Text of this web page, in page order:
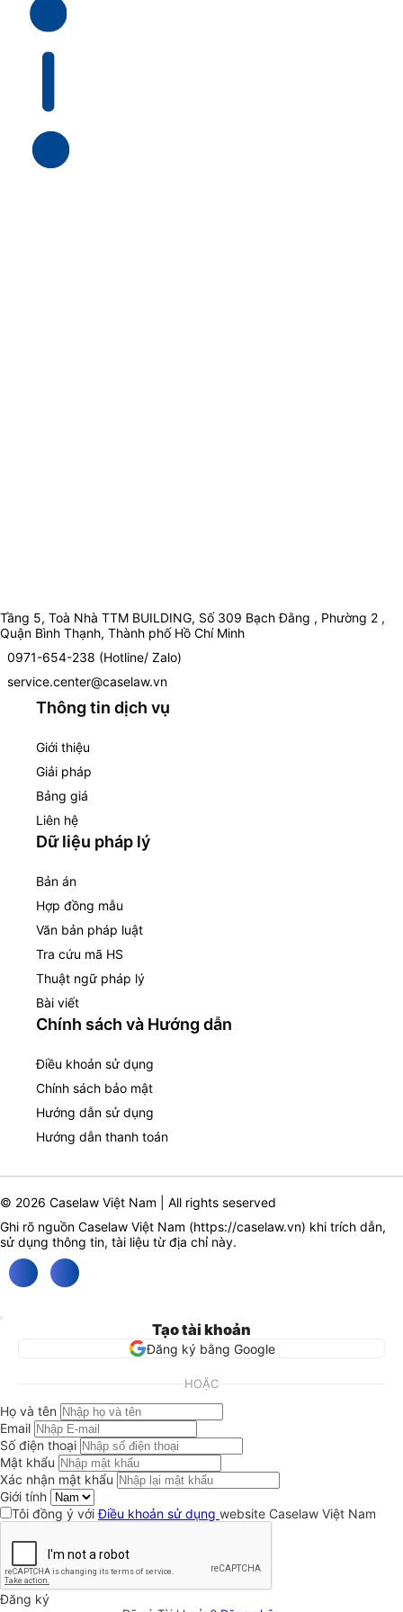
Tầng 5, Toà Nhà TTM BUILDING, Số 309 Bạch Đằng , Phường 2 ,
Quận Bình Thạnh, Thành phố Hồ Chí Minh
0971-654-238 (Hotline/ Zalo)
service.center@caselaw.vn
Thông tin dịch vụ
Giới thiệu
Giải pháp
Bảng giá
Liên hệ
Dữ liệu pháp lý
Bản án
Hợp đồng mẫu
Văn bản pháp luật
Tra cứu mã HS
Thuật ngữ pháp lý
Bài viết
Chính sách và Hướng dẫn
Điều khoản sử dụng
Chính sách bảo mật
Hướng dẫn sử dụng
Hướng dẫn thanh toán
© 2026 Caselaw Việt Nam | All rights seserved
Ghi rõ nguồn Caselaw Việt Nam (https://caselaw.vn) khi trích dẫn,
sử dụng thông tin, tài liệu từ địa chỉ này.
Tạo tài khoản
Đăng ký bằng Google
HOẶC
Họ và tên
Email
Số điện thoại
Mật khẩu
Xác nhận mật khẩu
Giới tính
Tôi đồng ý vớiĐiều khoản sử dụng website Caselaw Việt Nam
Đăng ký